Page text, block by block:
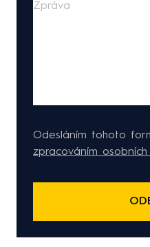
Odesláním tohoto
zpracováním